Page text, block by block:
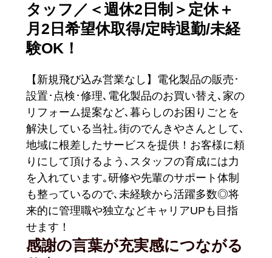
タッフ／＜週休2日制＞定休＋
月2日希望休取得/定時退勤/未経
験OK！
【新規飛び込み営業なし】電化製品の販売･
設置･点検･修理､電化製品のお買い替え､家の
リフォーム提案など､暮らしのお困りごとを
解決している当社｡街のでんきやさんとして､
地域に根差したサービスを提供！お客様に頼
りにして頂けるよう､スタッフの育成には力
を入れています｡研修や先輩のサポート体制
も整っているので､未経験から活躍多数◎将
来的に管理職や独立などキャリアUPも目指
せます！
感謝の言葉が充実感につながる